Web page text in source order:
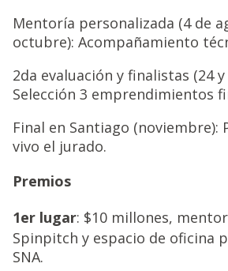
Mentoría personalizada (4 de
octubre): Acompañamiento
2da evaluación y finalistas (24
Selección 3 emprendimientos
Final en Santiago (noviembre):
vivo el jurado.
Premios
1er lugar: $10 millones,
Spinpitch y espacio de oficina
SNA.